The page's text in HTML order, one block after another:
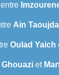
Ain
Oulad Yaich
Ghouazi et